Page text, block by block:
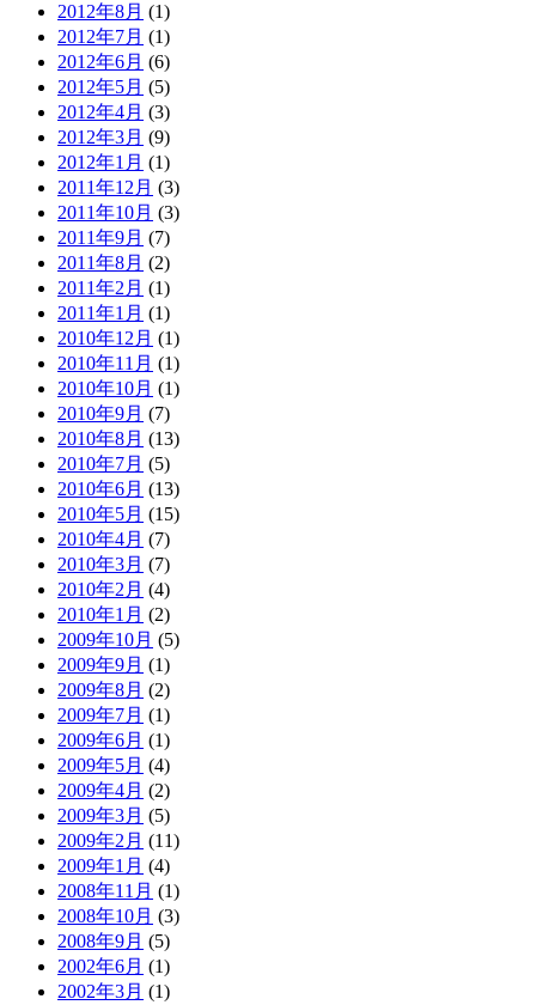
2012年8月 (1)
2012年7月 (1)
2012年6月 (6)
2012年5月 (5)
2012年4月 (3)
2012年3月 (9)
2012年1月 (1)
2011年12月 (3)
2011年10月 (3)
2011年9月 (7)
2011年8月 (2)
2011年2月 (1)
2011年1月 (1)
2010年12月 (1)
2010年11月 (1)
2010年10月 (1)
2010年9月 (7)
2010年8月 (13)
2010年7月 (5)
2010年6月 (13)
2010年5月 (15)
2010年4月 (7)
2010年3月 (7)
2010年2月 (4)
2010年1月 (2)
2009年10月 (5)
2009年9月 (1)
2009年8月 (2)
2009年7月 (1)
2009年6月 (1)
2009年5月 (4)
2009年4月 (2)
2009年3月 (5)
2009年2月 (11)
2009年1月 (4)
2008年11月 (1)
2008年10月 (3)
2008年9月 (5)
2002年6月 (1)
2002年3月 (1)